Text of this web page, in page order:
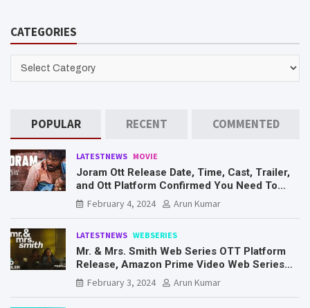
c
CATEGORIES
CATEGORIES
POPULAR RECENT COMMENTED
LATESTNEWS MOVIE
Joram Ott Release Date, Time, Cast, Trailer,
and Ott Platform Confirmed You Need To
Know Here
February 4, 2024 Arun Kumar
LATESTNEWS WEBSERIES
Mr. & Mrs. Smith Web Series OTT Platform
Release, Amazon Prime Video Web Series
Mr. & Mrs. Smith
February 3, 2024 Arun Kumar